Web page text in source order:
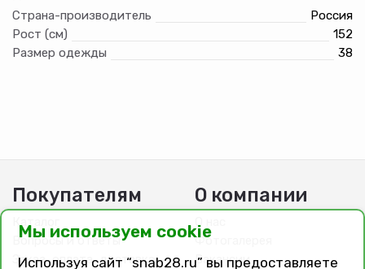
Страна-производитель
Россия
Рост (см)
152
Размер одежды
38
Покупателям
Каталог
Вопросы и ответы
Заказ, оплата, доставка
О компании
О нас
Фотогалерея
Вакансии
Мы используем cookie
Используя сайт “snab28.ru” вы предоставляете